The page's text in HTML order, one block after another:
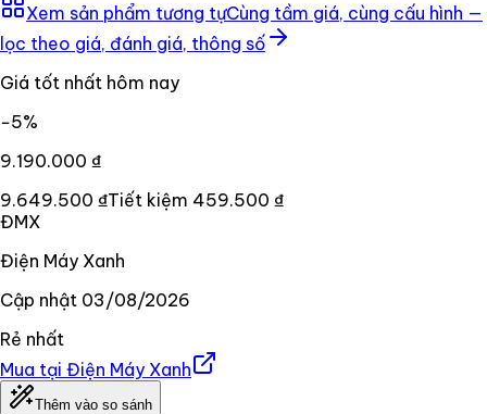
Xem sản phẩm tương tựCùng tầm giá, cùng cấu hình —
lọc theo giá, đánh giá, thông số
Giá tốt nhất hôm nay
−5%
9.190.000 ₫
9.649.500 ₫Tiết kiệm 459.500 ₫
ĐMX
Điện Máy Xanh
Cập nhật 03/08/2026
Rẻ nhất
Mua tại Điện Máy Xanh
Thêm vào so sánh